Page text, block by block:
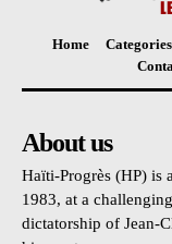
Home Categories
About us
Haïti-Progrès (HP) is
1983, at a
dictatorship of Jean-